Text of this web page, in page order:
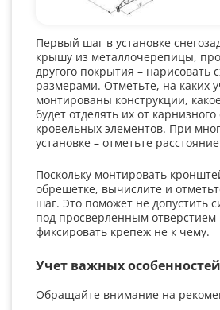
Первый шаг в установке
крышу из металлочерепицы,
другого покрытия – нарисовать
размерами. Отметьте, на каких
монтированы конструкции,
будет отделять их от карнизного
кровельных элементов. При
установке – отметьте
Поскольку монтировать
обрешетке, вычислите и
шаг. Это поможет не допустить
под просверленным отверстием
фиксировать крепеж не к чему.
Учет важных особенностей
Обращайте внимание на